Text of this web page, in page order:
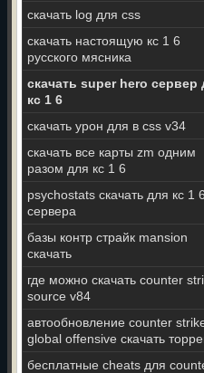
скачать log для css
скачать настоящую кс 1 6
русского мясника
скачать super hero сервер
кс 1 6
скачать урон для в css v34
скачать все карты zm одним
разом для кс 1 6
psychostats скачать для кс 1 6
сервера
базы контр страйк mansion
скачать
где можно скачать counter
source v84
автообновление counter
global offensive скачать
бесплатные cheats для